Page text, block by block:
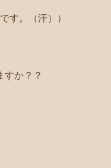
す。（汗））
すか？？